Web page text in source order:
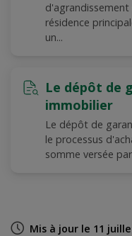
résidence
un...
Le dépôt de
immobilier
Le dépôt de
le processus
somme versée
Mis à jour le 11